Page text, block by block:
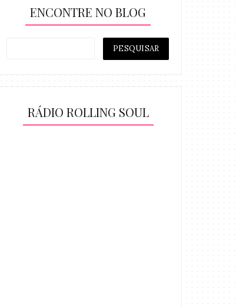
ENCONTRE NO BLOG
RÁDIO ROLLING SOUL